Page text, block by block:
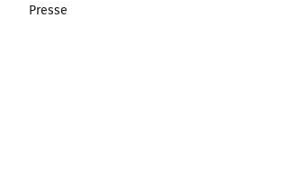
Presse